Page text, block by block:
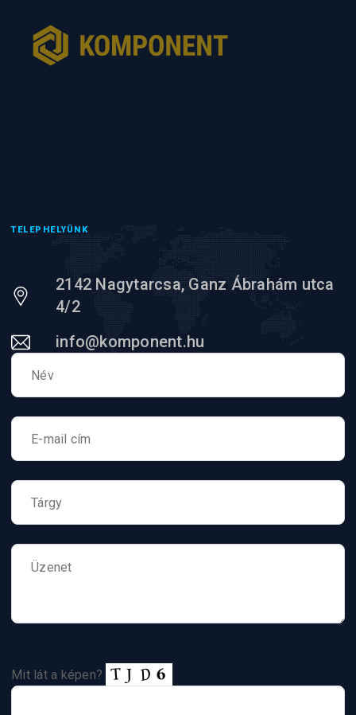
TELEPHELYÜNK
2142 Nagytarcsa, Ganz Ábrahám utca
4/2
info@komponent.hu
Mit lát a képen?